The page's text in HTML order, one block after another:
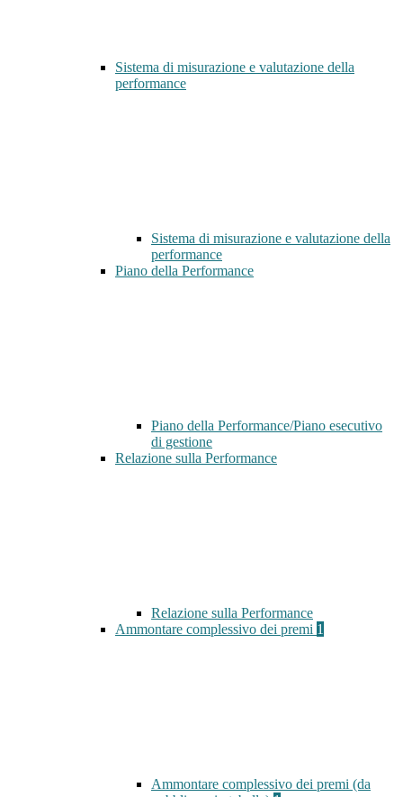
Sistema di misurazione e valutazione della
performance
Sistema di misurazione e valutazione della
performance
Piano della Performance
Piano della Performance/Piano esecutivo
di gestione
Relazione sulla Performance
Relazione sulla Performance
Ammontare complessivo dei premi 1
Ammontare complessivo dei premi (da